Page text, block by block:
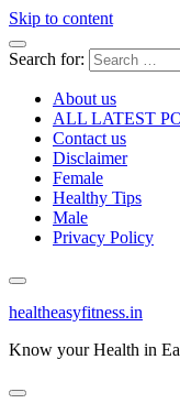
Skip to content
Search for:
About us
ALL LATEST
Contact us
Disclaimer
Female
Healthy Tips
Male
Privacy Policy
healtheasyfitness.in
Know your Health in